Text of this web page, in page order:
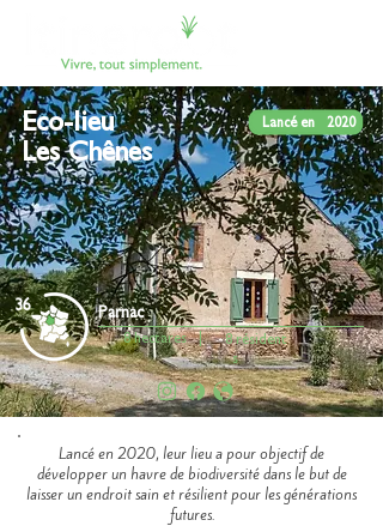
Eco-lieu 2020
Lancé en
Les Chênes
36 Parnac
8hectares | 8résident
s
Lancé en 2020, leur lieu a pour objectif de
développer un havre de biodiversité dans le but de
laisser un endroit sain et résilient pour les générations
futures.